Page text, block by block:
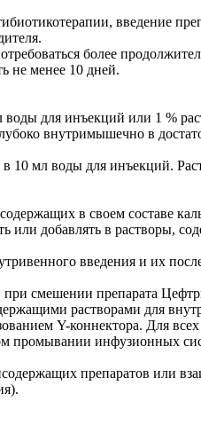
введение
более
не менее 10 дней.
воды для инъекций или 1 %
внутримышечно в
10 мл воды для инъекций.
в своем составе
или добавлять в раство­ры,
введения и их
смешении препарата
растворами для
Y-коннектора. Для
промывании инфузионных
препаратов или